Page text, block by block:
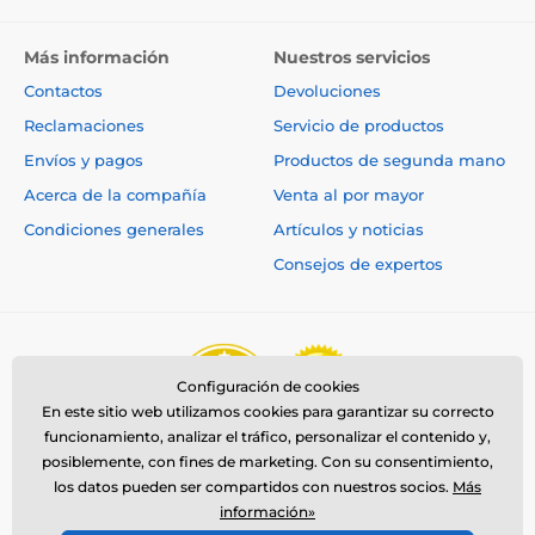
Detección de ladridos
BarkWise Complete detecta los ladridos
mediante unmicrófono incorporado.
Más información
Contactos
Reclamaciones
Envíos y pagos
Acerca de la compañía
Condiciones generales
Nuestros servicios
Devoluciones
Servicio de productos
Productos de segunda mano
Venta al por mayor
Artículos y noticias
Consejos de expertos
Configuración de cookies
En este sitio web utilizamos cookies para garantizar su correcto
funcionamiento, analizar el tráfico, personalizar el contenido y,
posiblemente, con fines de marketing. Con su consentimiento,
los datos pueden ser compartidos con nuestros socios. Más
información»